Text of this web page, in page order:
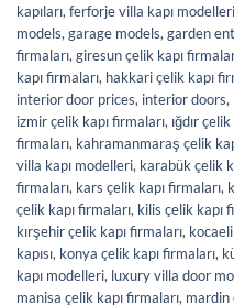
kapıları, ferforje villa kapı modelleri
models, garage models, garden
firmaları, giresun çelik kapı
kapı firmaları, hakkari çelik kapı
interior door prices, interior doors,
izmir çelik kapı firmaları, ığdır
firmaları, kahramanmaraş çelik
villa kapı modelleri, karabük çelik
firmaları, kars çelik kapı firmaları,
çelik kapı firmaları, kilis çelik kapı
kırşehir çelik kapı firmaları,
kapısı, konya çelik kapı firmaları,
kapı modelleri, luxury villa door
manisa çelik kapı firmaları, mardin